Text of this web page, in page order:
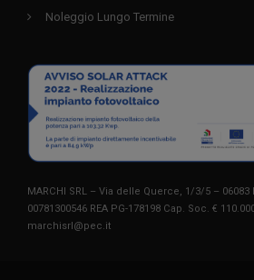
Noleggio Lungo Termine
MARCHI SRL – Via delle Querce, 1/3/5 – 06083
00781300546 REA PG-178198 Cap. Soc. €
marchisrl@pec.it